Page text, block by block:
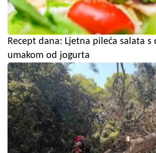
Recept dana: Ljetna pileća salata s
umakom od jogurta